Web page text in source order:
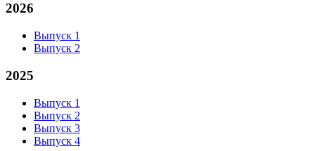
2026
Выпуск 1
Выпуск 2
2025
Выпуск 1
Выпуск 2
Выпуск 3
Выпуск 4